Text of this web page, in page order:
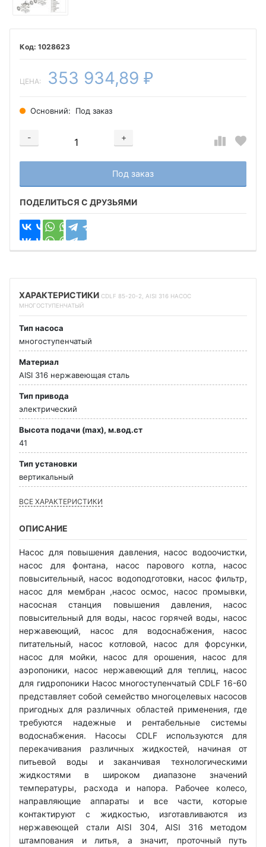
1028623
ЦЕНА: 353 934,89 ₽
Основний: Под заказ
-
+
Добавляется...
Под заказ
Добавлен
ПОДЕЛИТЬСЯ С ДРУЗЬЯМИ
ХАРАКТЕРИСТИКИ CDLF 85-20-2, AISI 316 НАСОС
МНОГОСТУПЕНЧАТЫЙ
Тип насоса
многоступенчатый
Материал
AISI 316 нержавеющая сталь
Тип привода
электрический
Высота подачи (max), м.вод.ст
41
Тип установки
вертикальный
ВСЕ ХАРАКТЕРИСТИКИ
ОПИСАНИЕ
Насос для повышения давления, насос водоочистки,
насос для фонтана, насос парового котла, насос
повысительный, насос водоподготовки, насос фильтр,
насос для мембран ,насос осмос, насос промывки,
насосная станция повышения давления, насос
повысительный для воды, насос горячей воды, насос
нержавеющий, насос для водоснабжения, насос
питательный, насос котловой, насос для форсунки,
насос для мойки, насос для орошения, насос для
аэропоники, насос нержавеющий для теплиц, насос
для гидропоники Насос многоступенчатый CDLF 16-60
представляет собой семейство многоцелевых насосов
пригодных для различных областей применения, где
требуются надежные и рентабельные системы
водоснабжения. Насосы CDLF используются для
перекачивания различных жидкостей, начиная от
питьевой воды и заканчивая технологическими
жидкостями в широком диапазоне значений
температуры, расхода и напора. Рабочее колесо,
направляющие аппараты и все части, которые
контактируют с жидкостью, изготавливаются из
нержавеющей стали AISI 304, AISI 316 методом
штампования и литья, а значит, проточный путь